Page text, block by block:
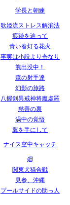
学長と朝練
歌姫流ストレス解消法
痕跡を辿って
青い春灯る花火
事実は小説より奇なり
熊出没中！
森の射手達
幻影の旅路
八握剣異戒神将魔虚羅
慈善の裏
渦中の覚悟
翼を手にして
ナイス空中キャッチ
廻
関東犬猫合戦
見参、沖縄
プールサイドの助っ人